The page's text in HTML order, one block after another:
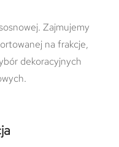
Zajmujemy
na frakcje,
dekoracyjnych